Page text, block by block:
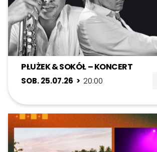
PŁUŻEK & SOKÓŁ – KONCERT
SOB. 25.07.26 > 20:00